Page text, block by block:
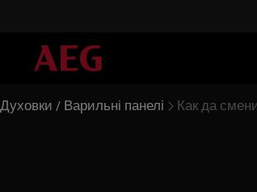
/ Варильні панелі Как да